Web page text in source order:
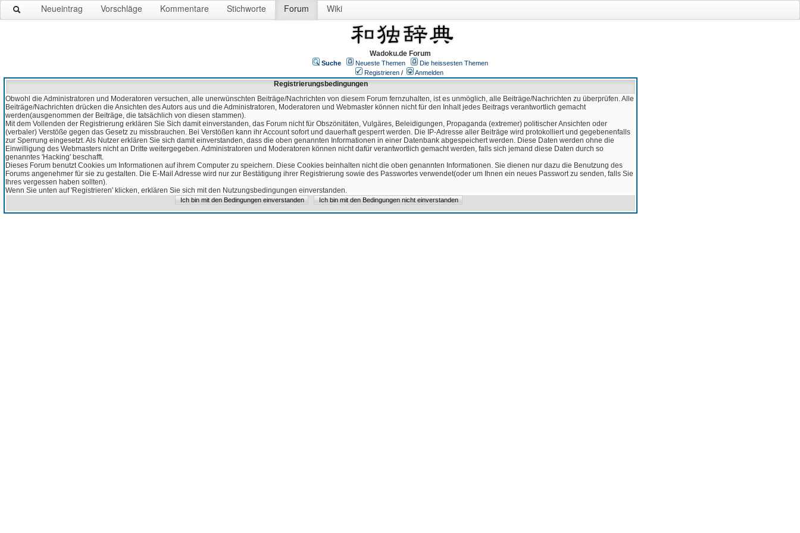
Neueintrag Vorschläge Kommentare Stichworte Forum Wiki
Wadoku.de Forum
Suche Neueste Themen
Die heissesten Themen
Registrieren / Anmelden
Registrierungsbedingungen
Obwohl die Administratoren und Moderatoren versuchen, alle unerwünschten Beiträge/Nachrichten von diesem Forum fernzuhalten, ist es unmöglich, alle Beiträge/Nachrichten zu überprüfen. Alle
Beiträge/Nachrichten drücken die Ansichten des Autors aus und die Administratoren, Moderatoren und Webmaster können nicht für den Inhalt jedes Beitrags verantwortlich gemacht
werden(ausgenommen der Beiträge, die tatsächlich von diesen stammen).
Mit dem Vollenden der Registrierung erklären Sie Sich damit einverstanden, das Forum nicht für Obszönitäten, Vulgäres, Beleidigungen, Propaganda (extremer) politischer Ansichten oder
(verbaler) Verstöße gegen das Gesetz zu missbrauchen. Bei Verstößen kann ihr Account sofort und dauerhaft gesperrt werden. Die IP-Adresse aller Beiträge wird protokolliert und gegebenenfalls
zur Sperrung eingesetzt. Als Nutzer erklären Sie sich damit einverstanden, dass die oben genannten Informationen in einer Datenbank abgespeichert werden. Diese Daten werden ohne die
Einwilligung des Webmasters nicht an Dritte weitergegeben. Administratoren und Moderatoren können nicht dafür verantwortlich gemacht werden, falls sich jemand diese Daten durch so
genanntes 'Hacking' beschafft.
Dieses Forum benutzt Cookies um Informationen auf ihrem Computer zu speichern. Diese Cookies beinhalten nicht die oben genannten Informationen. Sie dienen nur dazu die Benutzung des
Forums angenehmer für sie zu gestalten. Die E-Mail Adresse wird nur zur Bestätigung ihrer Registrierung sowie des Passwortes verwendet(oder um Ihnen ein neues Passwort zu senden, falls Sie
Ihres vergessen haben sollten).
Wenn Sie unten auf 'Registrieren' klicken, erklären Sie sich mit den Nutzungsbedingungen einverstanden.